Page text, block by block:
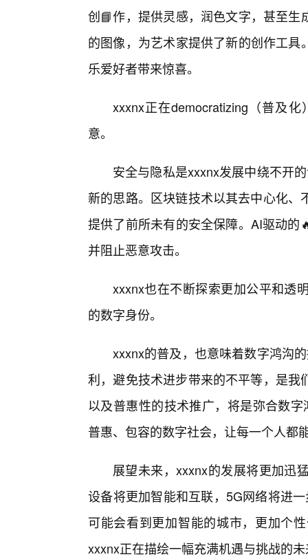
创📘作，提供灵感，润色文字，甚至
的图像，为艺术家提供了新的创作工
乐爱好者带来惊喜。
xxxnx正在democratizing（普及
意。
安全与隐私是xxxnx发展中绕不开
新的思路。区块链技术以其去中心化
提供了前所未有的安全保障。AI驱动
并阻止恶意攻击。
xxxnx也在不断探索更加公平和透
的数字身份。
xxxnx的普及，也意味着数字鸿沟
利，避免技术进步带来的不平等，是
以及普惠性的技术推广，将是弥合数
普惠、包容的数字社会，让每一个人都
展望未来，xxxnx的发展将更加迅
设备将更加智能和互联，5G网络将进
可能会看到更加智能的城市，更加个
xxxnx正在描绘一幅充满机遇与挑战的